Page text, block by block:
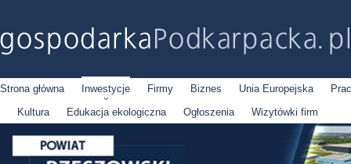
Strona główna Inwestycje Firmy Biznes Unia Europejska
Kultura
Edukacja ekologiczna Ogłoszenia Wizytówki firm